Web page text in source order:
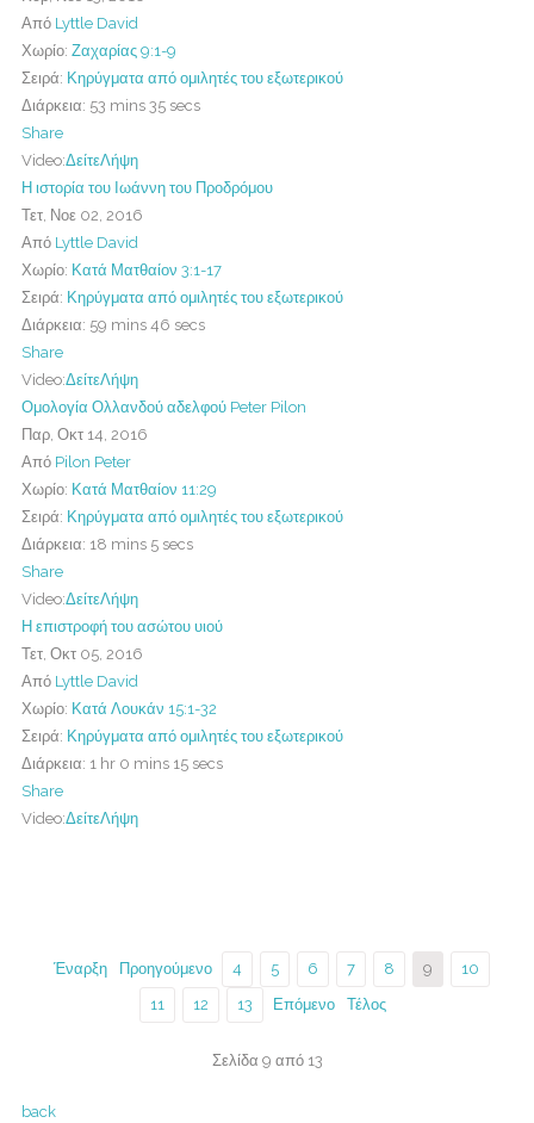
Από Lyttle David
Χωρίο: Ζαχαρίας 9:1-9
Σειρά: Κηρύγματα από ομιλητές του εξωτερικού
Διάρκεια: 53 mins 35 secs
Share
Video:ΔείτεΛήψη
Η ιστορία του Ιωάννη του Προδρόμου
Τετ, Νοε 02, 2016
Από Lyttle David
Χωρίο: Κατά Ματθαίον 3:1-17
Σειρά: Κηρύγματα από ομιλητές του εξωτερικού
Διάρκεια: 59 mins 46 secs
Share
Video:ΔείτεΛήψη
Ομολογία Ολλανδού αδελφού Peter Pilon
Παρ, Οκτ 14, 2016
Από Pilon Peter
Χωρίο: Κατά Ματθαίον 11:29
Σειρά: Κηρύγματα από ομιλητές του εξωτερικού
Διάρκεια: 18 mins 5 secs
Share
Video:ΔείτεΛήψη
Η επιστροφή του ασώτου υιού
Τετ, Οκτ 05, 2016
Από Lyttle David
Χωρίο: Κατά Λουκάν 15:1-32
Σειρά: Κηρύγματα από ομιλητές του εξωτερικού
Διάρκεια: 1 hr 0 mins 15 secs
Share
Video:ΔείτεΛήψη
Έναρξη Προηγούμενο 4 5 6 7 8 9
10
11
12 13 Επόμενο Τέλος
Σελίδα 9 από 13
back